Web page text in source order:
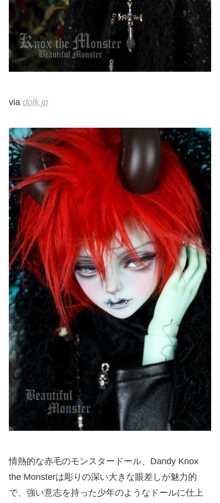
via dolk.jp
情熱的な赤毛のモンスタードール、Dandy Knox
the Monsterは彫りの深い大きな眼差しが魅力的
で、強い意志を持った少年のようなドールに仕上